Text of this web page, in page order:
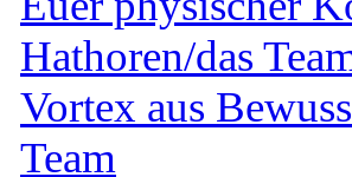
Hathoren/das
Vortex aus
Team